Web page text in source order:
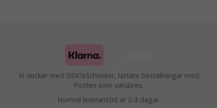
Vi skickar med DSV/xSchenker, lättare beställningar med
Posten som varubrev.
Normal leveranstid är 2-3 dagar.